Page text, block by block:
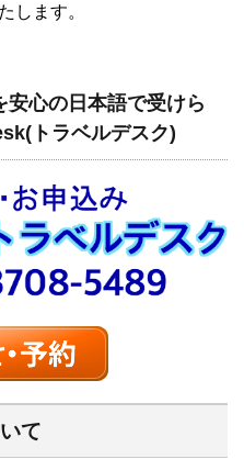
します。
安心の日本語で受けら
トラベルデスク)
て